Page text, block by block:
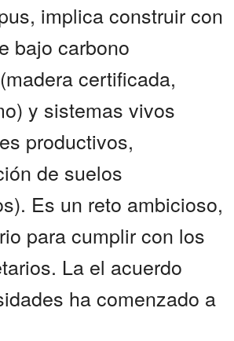
implica construir con
bajo carbono
certificada,
y sistemas vivos
productivos,
de suelos
Es un reto ambicioso,
para cumplir con los
La el acuerdo
ha comenzado a